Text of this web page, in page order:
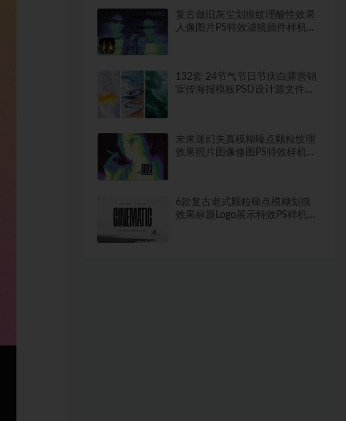
复古做旧灰尘划痕纹理酸性效果
人像图片PS特效滤镜插件样机模
132套 24节气节日节庆白露营销
宣传海报模板PSD设计源文件素
未来迷幻失真模糊噪点颗粒纹理
效果照片图像修图PS特效样机模
6款复古老式颗粒噪点模糊划痕
效果标题Logo展示特效PS样机模